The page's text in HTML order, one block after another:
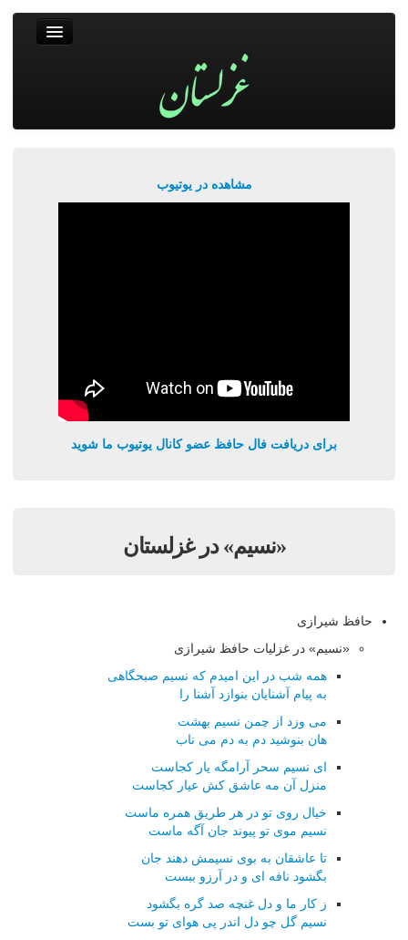
مشاهده در یوتیوب
برای دریافت فال حافظ عضو کانال یوتیوب ما شوید
«نسیم» در غزلستان
حافظ شیرازی
«نسیم» در غزلیات حافظ شیرازی
همه شب در این امیدم که نسیم صبحگاهی
به پیام آشنایان بنوازد آشنا را
می وزد از چمن نسیم بهشت
هان بنوشید دم به دم می ناب
ای نسیم سحر آرامگه یار کجاست
منزل آن مه عاشق کش عیار کجاست
خیال روی تو در هر طریق همره ماست
نسیم موی تو پیوند جان آگه ماست
تا عاشقان به بوی نسیمش دهند جان
بگشود نافه ای و در آرزو ببست
ز کار ما و دل غنچه صد گره بگشود
نسیم گل چو دل اندر پی هوای تو بست